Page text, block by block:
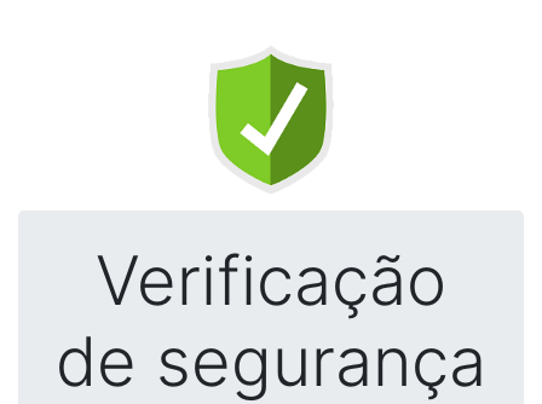
Verificação
de segurança